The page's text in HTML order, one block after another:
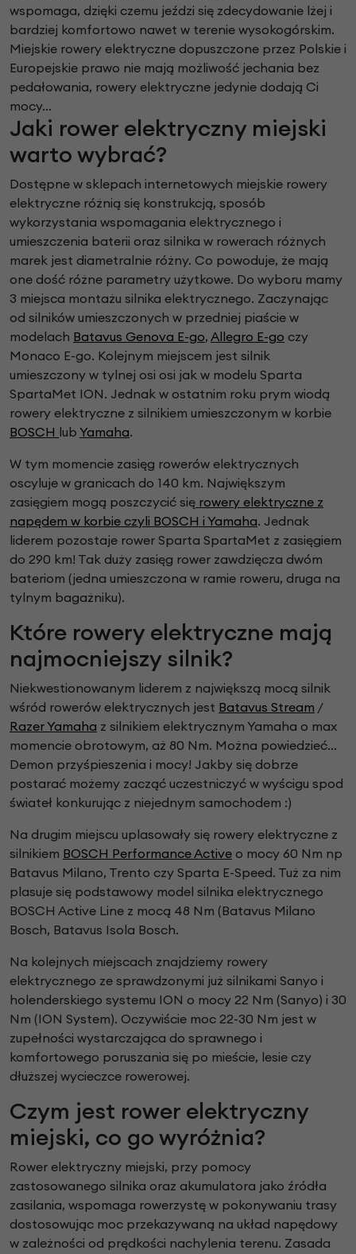
wspomaga, dzięki czemu jeździ się zdecydowanie lżej i
bardziej komfortowo nawet w terenie wysokogórskim.
Miejskie rowery elektryczne dopuszczone przez Polskie i
Europejskie prawo nie mają możliwość jechania bez
pedałowania, rowery elektryczne jedynie dodają Ci
mocy...
Jaki rower elektryczny miejski
warto wybrać?
Dostępne w sklepach internetowych miejskie rowery
elektryczne różnią się konstrukcją, sposób
wykorzystania wspomagania elektrycznego i
umieszczenia baterii oraz silnika w rowerach różnych
marek jest diametralnie różny. Co powoduje, że mają
one dość różne parametry użytkowe. Do wyboru mamy
3 miejsca montażu silnika elektrycznego. Zaczynając
od silników umieszczonych w przedniej piaście w
modelach Batavus Genova E-go, Allegro E-go czy
Monaco E-go. Kolejnym miejscem jest silnik
umieszczony w tylnej osi osi jak w modelu Sparta
SpartaMet ION. Jednak w ostatnim roku prym wiodą
rowery elektryczne z silnikiem umieszczonym w korbie
BOSCH lub Yamaha.
W tym momencie zasięg rowerów elektrycznych
oscyluje w granicach do 140 km. Największym
zasięgiem mogą poszczycić się rowery elektryczne z
napędem w korbie czyli BOSCH i Yamaha. Jednak
liderem pozostaje rower Sparta SpartaMet z zasięgiem
do 290 km! Tak duży zasięg rower zawdzięcza dwóm
bateriom (jedna umieszczona w ramie roweru, druga na
tylnym bagażniku).
Które rowery elektryczne mają
najmocniejszy silnik?
Niekwestionowanym liderem z największą mocą silnik
wśród rowerów elektrycznych jest Batavus Stream /
Razer Yamaha z silnikiem elektrycznym Yamaha o max
momencie obrotowym, aż 80 Nm. Można powiedzieć...
Demon przyśpieszenia i mocy! Jakby się dobrze
postarać możemy zacząć uczestniczyć w wyścigu spod
świateł konkurując z niejednym samochodem :)
Na drugim miejscu uplasowały się rowery elektryczne z
silnikiem BOSCH Performance Active o mocy 60 Nm np
Batavus Milano, Trento czy Sparta E-Speed. Tuż za nim
plasuje się podstawowy model silnika elektrycznego
BOSCH Active Line z mocą 48 Nm (Batavus Milano
Bosch, Batavus Isola Bosch.
Na kolejnych miejscach znajdziemy rowery
elektrycznego ze sprawdzonymi już silnikami Sanyo i
holenderskiego systemu ION o mocy 22 Nm (Sanyo) i 30
Nm (ION System). Oczywiście moc 22-30 Nm jest w
zupełności wystarczająca do sprawnego i
komfortowego poruszania się po mieście, lesie czy
dłuższej wycieczce rowerowej.
Czym jest rower elektryczny
miejski, co go wyróżnia?
Rower elektryczny miejski, przy pomocy
zastosowanego silnika oraz akumulatora jako źródła
zasilania, wspomaga rowerzystę w pokonywaniu trasy
dostosowując moc przekazywaną na układ napędowy
w zależności od prędkości nachylenia terenu. Zasada